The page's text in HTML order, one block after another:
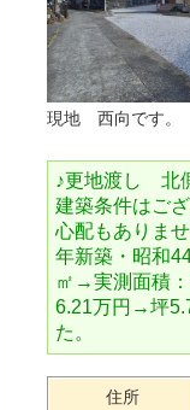
現地 西向です。
♪更地渡し 北
建築条件はご
心配もありま
年新築・昭和
㎡→実測面積
6.21万円→坪
た。
住所